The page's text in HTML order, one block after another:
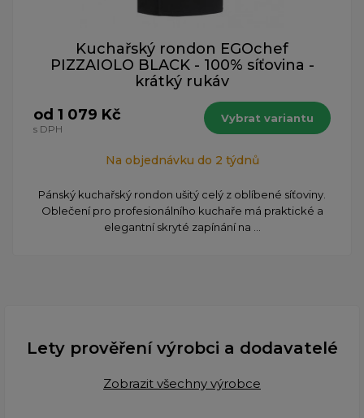
Kuchařský rondon EGOchef
PIZZAIOLO BLACK - 100% síťovina -
krátký rukáv
od 1 079 Kč
s DPH
Vybrat variantu
Na objednávku do 2 týdnů
Pánský kuchařský rondon ušitý celý z oblíbené síťoviny.
Oblečení pro profesionálního kuchaře má praktické a
elegantní skryté zapínání na ...
Lety prověření výrobci a dodavatelé
Zobrazit všechny výrobce